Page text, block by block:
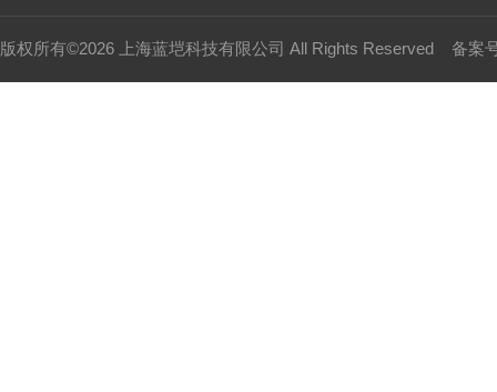
版权所有©2026 上海蓝垲科技有限公司 All Rights Reserved 备案